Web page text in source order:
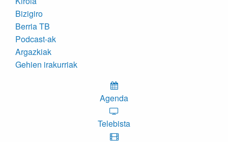
Bizigiro
Berria TB
Podcast-ak
Argazkiak
Gehien irakurriak
Agenda
Telebista